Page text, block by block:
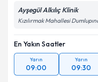
Ayşegül Alkılıç Klinik
Kızılırmak Mahallesi
En Yakın Saatler
Yarın
09:00
Yarın
09:30